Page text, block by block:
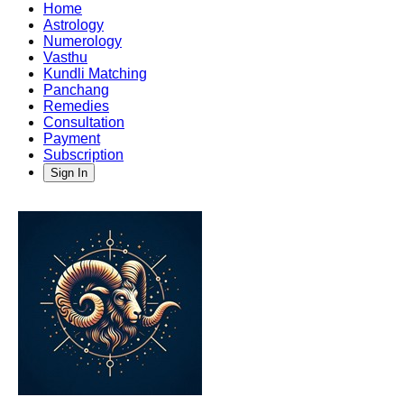
Home
Astrology
Numerology
Vasthu
Kundli Matching
Panchang
Remedies
Consultation
Payment
Subscription
Sign In